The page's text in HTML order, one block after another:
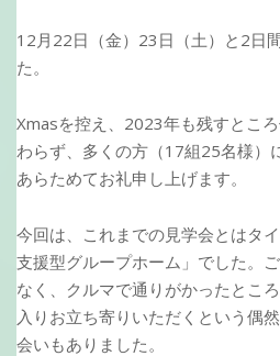
12月22日（金）23日（土）と2日
た。
Xmasを控え、2023年も残すとこ
わらず、多くの方（17組25名様）
あらためてお礼申し上げます。
今回は、これまでの見学会とはタ
支援型グループホーム」でした。
なく、クルマで通りがかったとこ
入りお立ち寄りいただくという偶
会いもありました。